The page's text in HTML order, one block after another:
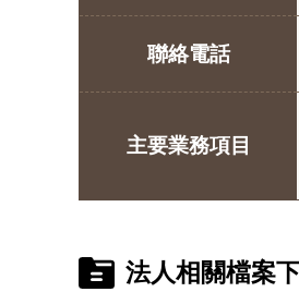
聯絡電話
主要業務項目
法人相關檔案